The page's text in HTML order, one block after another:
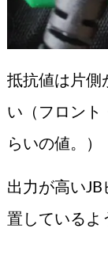
抵抗値は片側
い（フロント
らいの値。）
出力が高い
置しているよ